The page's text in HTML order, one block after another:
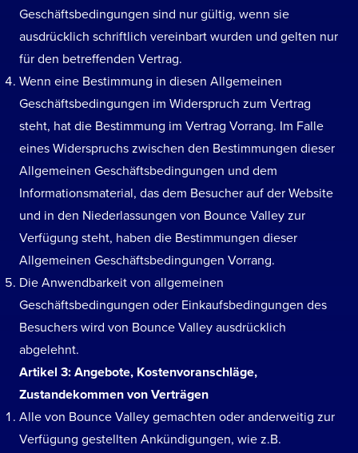
Geschäftsbedingungen sind nur gültig, wenn sie
ausdrücklich schriftlich vereinbart wurden und gelten nur
für den betreffenden Vertrag.
Wenn eine Bestimmung in diesen Allgemeinen
Geschäftsbedingungen im Widerspruch zum Vertrag
steht, hat die Bestimmung im Vertrag Vorrang. Im Falle
eines Widerspruchs zwischen den Bestimmungen dieser
Allgemeinen Geschäftsbedingungen und dem
Informationsmaterial, das dem Besucher auf der Website
und in den Niederlassungen von Bounce Valley zur
Verfügung steht, haben die Bestimmungen dieser
Allgemeinen Geschäftsbedingungen Vorrang.
Die Anwendbarkeit von allgemeinen
Geschäftsbedingungen oder Einkaufsbedingungen des
Besuchers wird von Bounce Valley ausdrücklich
abgelehnt.
Artikel 3: Angebote, Kostenvoranschläge,
Zustandekommen von Verträgen
Alle von Bounce Valley gemachten oder anderweitig zur
Verfügung gestellten Ankündigungen, wie z.B.